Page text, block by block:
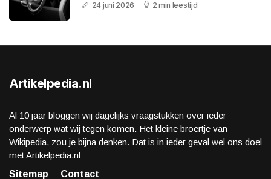
24 juni 2026 2 min leestijd
Artikelpedia.nl
Al 10 jaar bloggen wij dagelijks vraagstukken over ieder
onderwerp wat wij tegen komen. Het kleine broertje van
Wikipedia, zou je bijna denken. Dat is in ieder geval wel ons doel
met Artikelpedia.nl
Sitemap
Contact